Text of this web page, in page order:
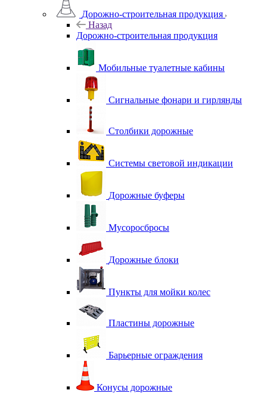
Дорожно-строительная продукция
Назад
Дорожно-строительная продукция
Мобильные туалетные кабины
Сигнальные фонари и гирлянды
Столбики дорожные
Системы световой индикации
Дорожные буферы
Мусоросбросы
Дорожные блоки
Пункты для мойки колес
Пластины дорожные
Барьерные ограждения
Конусы дорожные